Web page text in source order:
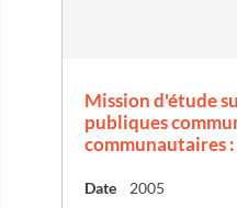
Mission d'étude
publiques
communautaires
Date 2005